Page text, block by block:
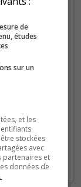
Jun Jul Aug
de
études
sur un
et les
stockées
avec
partenaires et
données de